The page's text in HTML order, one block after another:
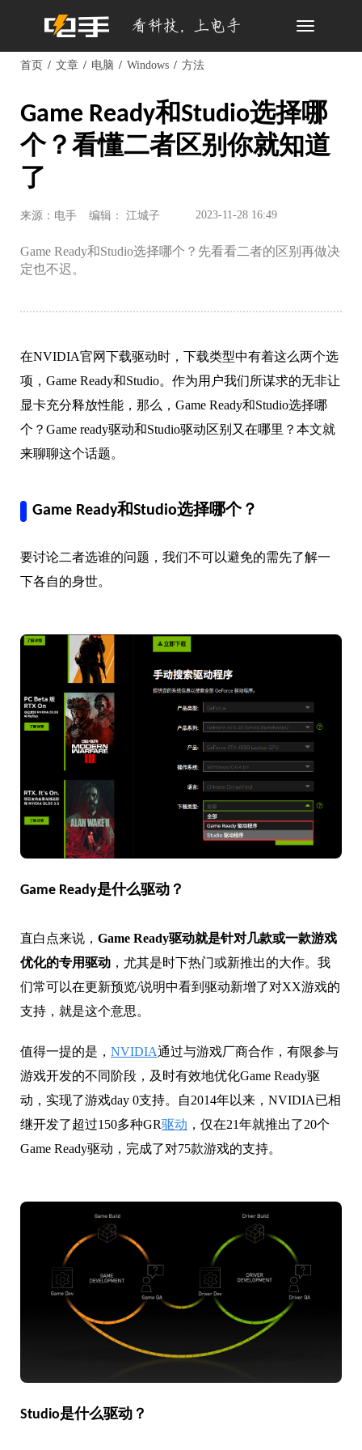
Toggle
首页 文章 电脑 Windows 方法
Game Ready和Studio选择哪
个？看懂二者区别你就知道
了
来源：电手 编辑： 江城子 2023-11-28 16:49
Game Ready和Studio选择哪个？先看看二者的区别再做决
定也不迟。
在NVIDIA官网下载驱动时，下载类型中有着这么两个选
项，Game Ready和Studio。作为用户我们所谋求的无非让
显卡充分释放性能，那么，Game Ready和Studio选择哪
个？Game ready驱动和Studio驱动区别又在哪里？本文就
来聊聊这个话题。
Game Ready和Studio选择哪个？
要讨论二者选谁的问题，我们不可以避免的需先了解一
下各自的身世。
Game Ready是什么驱动？
直白点来说， Game Ready驱动就是针对几款或一款游戏
优化的专用驱动 ，尤其是时下热门或新推出的大作。我
们常可以在更新预览/说明中看到驱动新增了对XX游戏的
支持，就是这个意思。
值得一提的是， NVIDIA通过与游戏厂商合作，有限参与
游戏开发的不同阶段，及时有效地优化Game Ready驱
动，实现了游戏day 0支持。自2014年以来，NVIDIA已相
继开发了超过150多种GR驱动 ，仅在21年就推出了20个
Game Ready驱动，完成了对75款游戏的支持。
Studio是什么驱动？